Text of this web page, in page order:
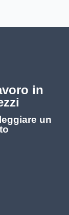
in
un